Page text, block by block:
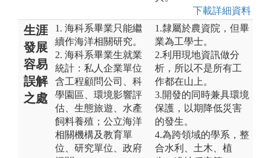
下載詳細資料
生涯
發展
容易
誤解
之處
1. 海科系畢業只能繼
續作海洋相關研究。
2. 海科系畢業生就業
統計：私人企業單位
含工程顧問公司、科
學園區、環境影響評
估、生態旅遊、水產
飼料養殖；公立海洋
相關機構及教育單
位、研究單位、政府
1.隸屬於農資院，但畢
業為工學士。
2.利用現地資訊做分
析，所以不是所有工
作都在山上。
3.開發的同時兼具環境
保護，以期降低災害
的發生。
4.為跨領域的學系，整
合水利、土木、植